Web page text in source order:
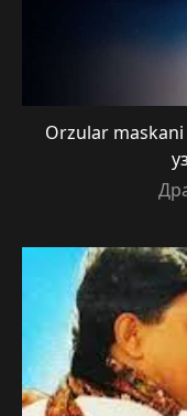
Orzular maskani